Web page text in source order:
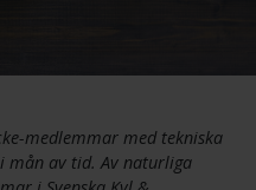
Klimat
medlemmar med tekniska
mån av tid. Av naturliga